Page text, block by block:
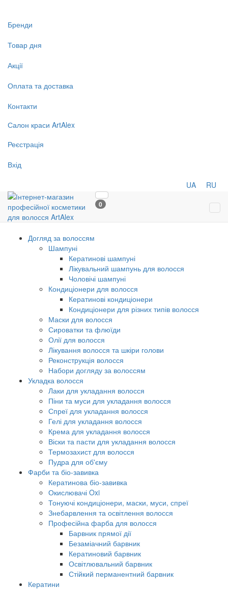
Бренди
Товар дня
Акції
Оплата та доставка
Контакти
Салон краси ArtAlex
Реєстрація
Вхід
UA RU
0
Догляд за волоссям
Шампуні
Кератинові шампуні
Лікувальний шампунь для волосся
Чоловічі шампуні
Кондиціонери для волосся
Кератинові кондиціонери
Кондиціонери для різних типів волосся
Маски для волосся
Сироватки та флюїди
Олії для волосся
Лікування волосся та шкіри голови
Реконструкція волосся
Набори догляду за волоссям
Укладка волосся
Лаки для укладання волосся
Піни та муси для укладання волосся
Спреї для укладання волосся
Гелі для укладання волосся
Крема для укладання волосся
Віски та пасти для укладання волосся
Термозахист для волосся
Пудра для об'єму
Фарби та біо-завивка
Кератинова біо-завивка
Окислювачі Oxi
Тонуючі кондиціонери, маски, муси, спреї
Знебарвлення та освітлення волосся
Професійна фарба для волосся
Барвник прямої дії
Безаміачний барвник
Кератиновий барвник
Освітлювальний барвник
Стійкий перманентний барвник
Кератини